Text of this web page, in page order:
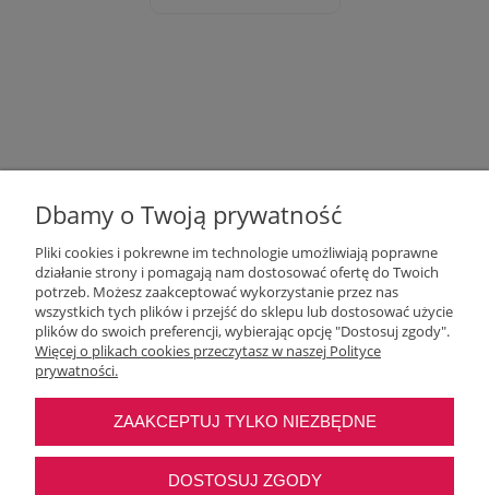
Moje konto
Najczęstsze pytania
Dbamy o Twoją prywatność
Pliki cookies i pokrewne im technologie umożliwiają poprawne
działanie strony i pomagają nam dostosować ofertę do Twoich
potrzeb. Możesz zaakceptować wykorzystanie przez nas
wszystkich tych plików i przejść do sklepu lub dostosować użycie
plików do swoich preferencji, wybierając opcję "Dostosuj zgody".
Więcej o plikach cookies przeczytasz w naszej Polityce
prywatności.
ZAAKCEPTUJ TYLKO NIEZBĘDNE
DOSTOSUJ ZGODY